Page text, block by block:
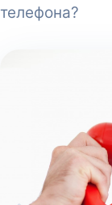
телефона?